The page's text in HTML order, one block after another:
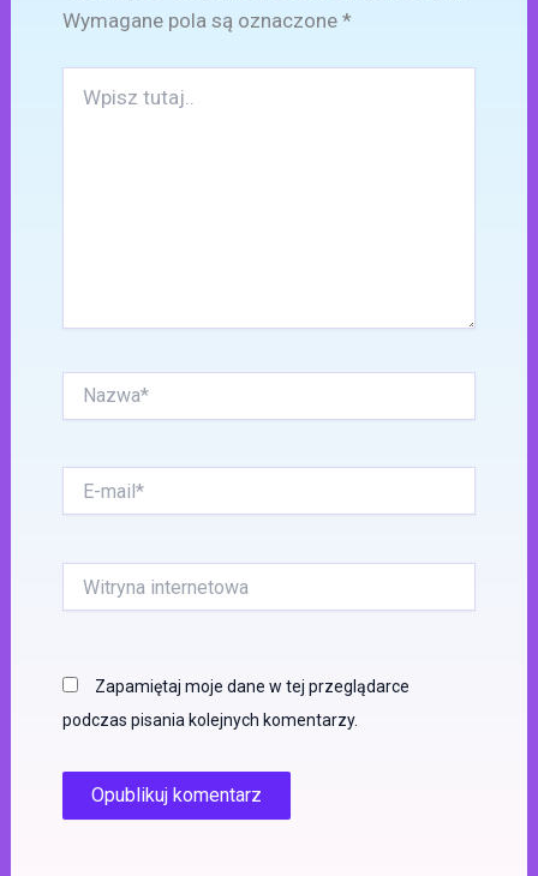
Wymagane pola są oznaczone *
tutaj..
mail*
internetowa
Zapamiętaj moje dane w tej przeglądarce
podczas pisania kolejnych komentarzy.